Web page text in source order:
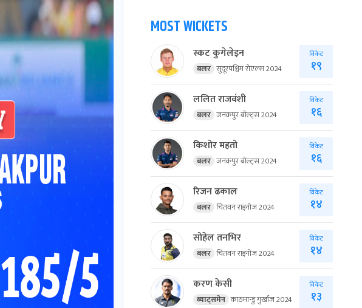
MOST WICKETS
स्कट कुगेलेइन
बलर सुदूरपश्चिम रोएल्स 2024
विकेट
१९
ललित राजवंशी
बलर जनकपुर बोल्ट्स 2024
विकेट
१६
किशोर महतो
बलर जनकपुर बोल्ट्स 2024
विकेट
१६
रिजन ढकाल
बलर चितवन राइनोज 2024
विकेट
१४
सोहेल तनभिर
बलर चितवन राइनोज 2024
विकेट
१४
करण केसी
ब्याट्समेन काठमान्डु गुर्खाज 2024
विकेट
१३